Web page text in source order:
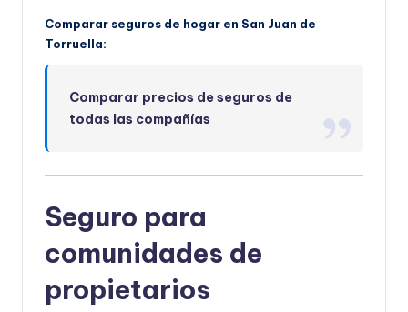
Comparar seguros de hogar en San Juan de
Torruella:
Comparar precios de seguros de
todas las compañías
Seguro para
comunidades de
propietarios